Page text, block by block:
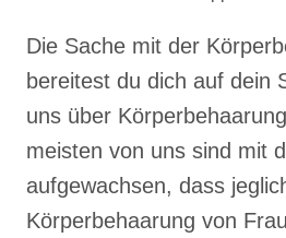
Die Sache mit der
bereitest du dich auf dein
uns über
meisten von uns sind mit
aufgewachsen, dass
Körperbehaarung von